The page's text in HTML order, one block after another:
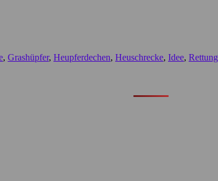
, Grashüpfer, Heupferdechen, Heuschrecke, Idee, Rettung